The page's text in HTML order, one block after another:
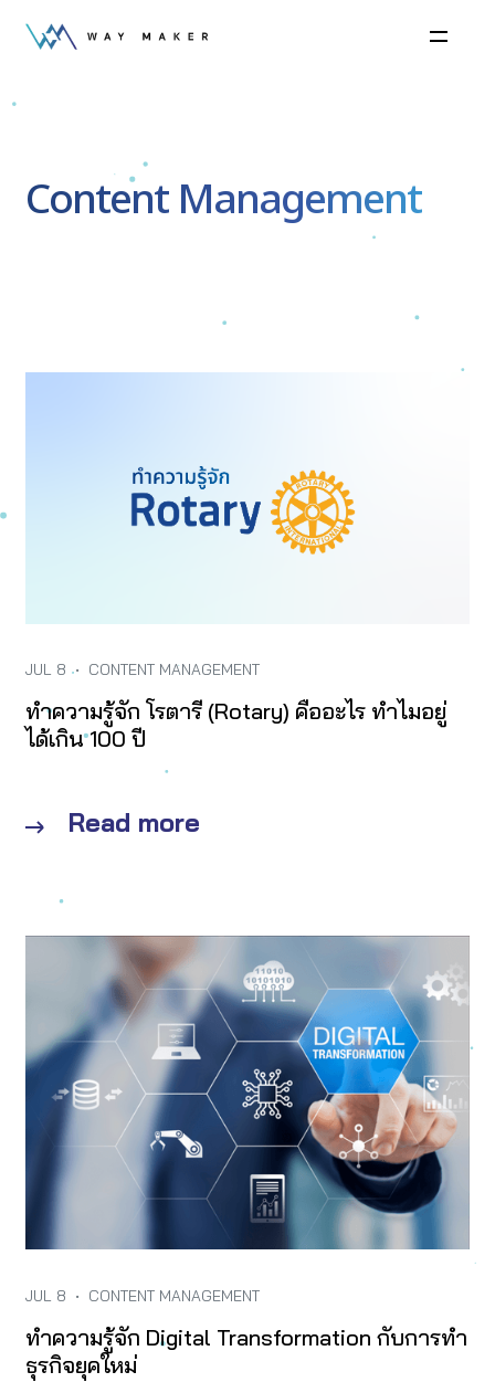
Content Management
JUL 8 • CONTENT MANAGEMENT
ทำความรู้จัก โรตารี (Rotary) คืออะไร ทำไมอยู่
ได้เกิน 100 ปี
Read more
JUL 8 • CONTENT MANAGEMENT
ทำความรู้จัก Digital Transformation กับการทำ
ธุรกิจยุคใหม่